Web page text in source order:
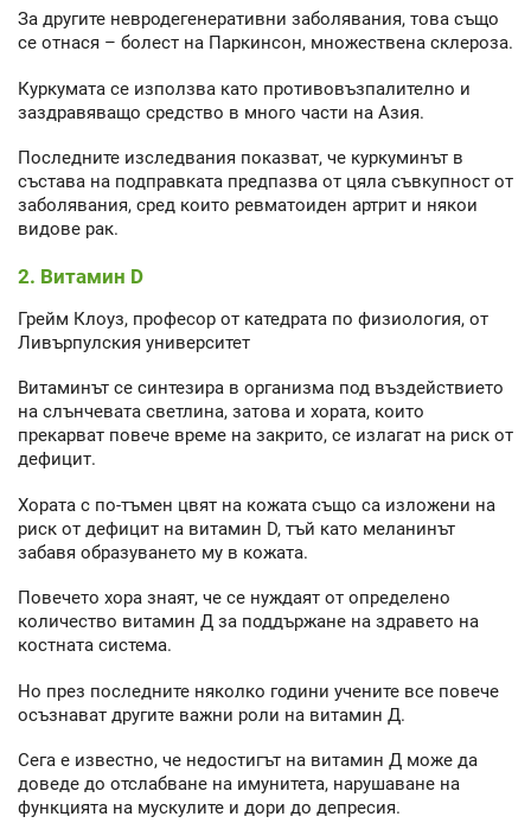
За другите невродегенеративни заболявания, това също
се отнася – болест на Паркинсон, множествена склероза.
Куркумата се използва като противовъзпалително и
заздравяващо средство в много части на Азия.
Последните изследвания показват, че куркуминът в
състава на подправката предпазва от цяла съвкупност от
заболявания, сред които ревматоиден артрит и някои
видове рак.
2. Витамин D
Грейм Клоуз, професор от катедрата по физиология, от
Ливърпулския университет
Витаминът се синтезира в организма под въздействието
на слънчевата светлина, затова и хората, които
прекарват повече време на закрито, се излагат на риск от
дефицит.
Хората с по-тъмен цвят на кожата също са изложени на
риск от дефицит на витамин D, тъй като меланинът
забавя образуването му в кожата.
Повечето хора знаят, че се нуждаят от определено
количество витамин Д за поддържане на здравето на
костната система.
Но през последните няколко години учените все повече
осъзнават другите важни роли на витамин Д.
Сега е известно, че недостигът на витамин Д може да
доведе до отслабване на имунитета, нарушаване на
функцията на мускулите и дори до депресия.